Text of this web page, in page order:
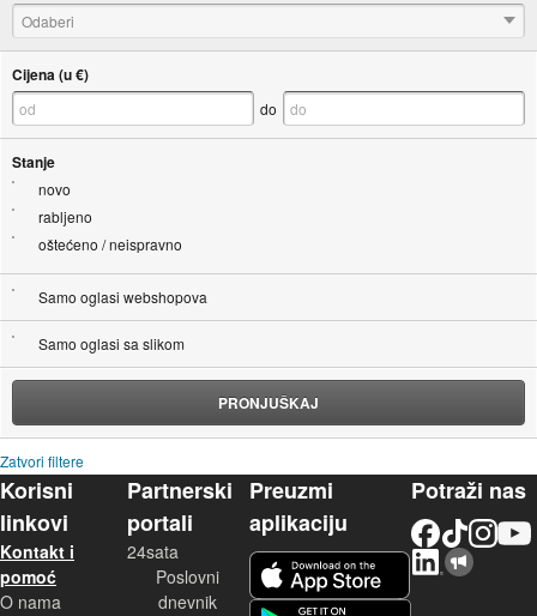
Odaberi
Cijena (u €)
do
Stanje
novo
rabljeno
oštećeno / neispravno
Samo oglasi webshopova
Samo oglasi sa slikom
PRONJUŠKAJ
Zatvori filtere
Korisni
linkovi
Kontakt i
pomoć
O nama
Partnerski
portali
24sata
Poslovni
dnevnik
Preuzmi
aplikaciju
Potraži nas